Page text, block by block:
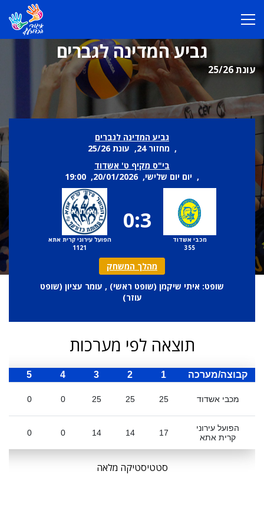
גביע המדינה לגברים
עונת 25/26
גביע המדינה לגברים
, מחזור 24, עונת 25/26
בי"ס מקיף ט' אשדוד
, יום יום שלישי, 20/01/2026, 19:00
מכבי אשדוד
355
0:3
הפועל עירוני קרית אתא
1121
מהלך המשחק
שופט: איתי שיקמן (שופט ראשי) , עומר עציון (שופט
עוזר)
תוצאה לפי מערכות
קבוצה/מערכה 1
2
3
4
5
מכבי אשדוד 25
25
25
0
0
הפועל עירוני
קרית אתא
17
14
14
0
0
סטטיסטיקה מלאה